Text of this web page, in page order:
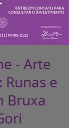
- Arte
Runas e
Bruxa